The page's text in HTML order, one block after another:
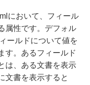
において、フィール
属性です。デフォル
ールドについて値を
す。あるフィールド
は、ある文書を表示
文書を表示すると